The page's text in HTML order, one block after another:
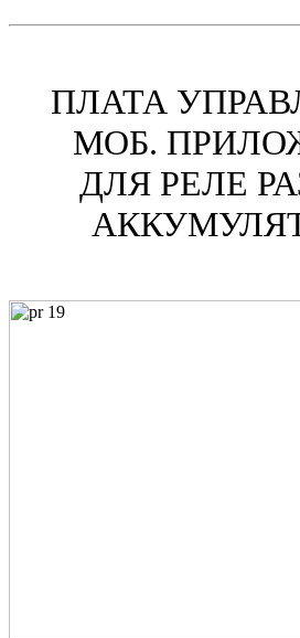
ПЛАТА
МОБ.
ДЛЯ РЕЛЕ